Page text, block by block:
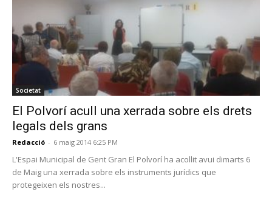
Societat
El Polvorí acull una xerrada sobre els drets
legals dels grans
Redacció - 6 maig 2014 6:25 PM
L'Espai Municipal de Gent Gran El Polvorí ha acollit avui dimarts 6
de Maig una xerrada sobre els instruments jurídics que
protegeixen els nostres...